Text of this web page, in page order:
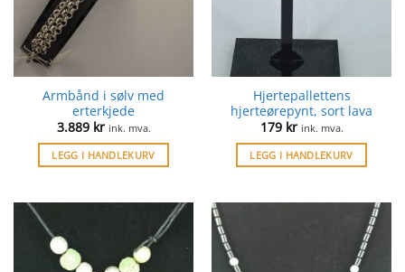
Armbånd i sølv med
erterkjede
3.889 kr ink. mva.
LEGG I HANDLEKURV
Hjertepallettens
hjerteørepynt, sort lava
179 kr ink. mva.
LEGG I HANDLEKURV